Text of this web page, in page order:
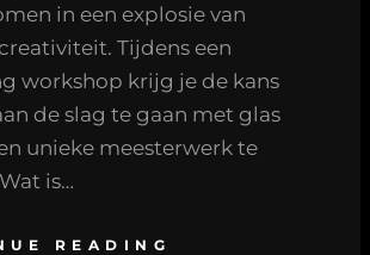
in een explosie van
Tijdens een
workshop krijg je de kans
de slag te gaan met glas
unieke meesterwerk te
is…
READING